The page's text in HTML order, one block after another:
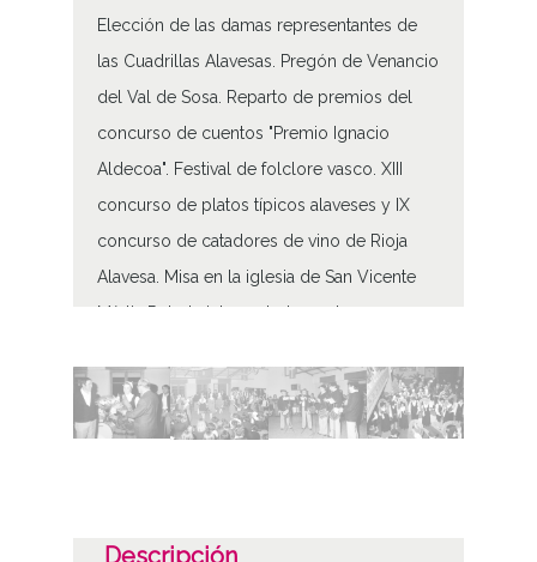
Elección de las damas representantes de
las Cuadrillas Alavesas. Pregón de Venancio
del Val de Sosa. Reparto de premios del
concurso de cuentos "Premio Ignacio
Aldecoa". Festival de folclore vasco. XIII
concurso de platos típicos alaveses y IX
concurso de catadores de vino de Rioja
Alavesa. Misa en la iglesia de San Vicente
Mártir. Retreta interpretada por los
de Vitoria y de la Diputación Foral de Álava.
Misa y procesión en la Basílica de Armentia.
Fotográfico